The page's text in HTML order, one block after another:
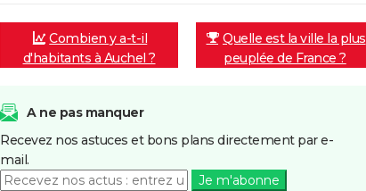
Combien y a-t-il
d'habitants à Auchel ?
Quelle est la ville la plus
peuplée de France ?
A ne pas manquer
Recevez nos astuces et bons plans directement par e-
mail.
Je m'abonne